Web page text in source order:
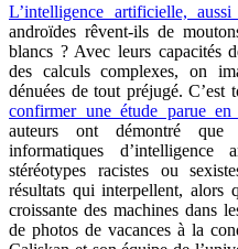
L’intelligence artificielle,
androïdes rêvent-ils de
blancs ? Avec leurs capacités
des calculs complexes, on
dénuées de tout préjugé.
confirmer une étude parue
auteurs ont démontré que
informatiques
stéréotypes racistes ou
résultats qui interpellent, alors
croissante des machines dans
de photos de vacances à la